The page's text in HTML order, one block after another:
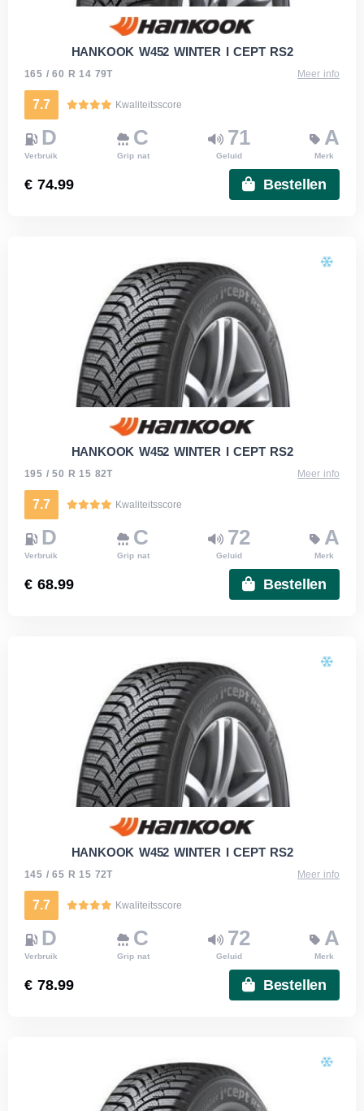
HANKOOK W452 WINTER I CEPT RS2
165 / 60 R 14 79T Meer info
7.7 Kwaliteitsscore
D
Verbruik
C
Grip nat
71
Geluid
A
Merk
€ 74.99 Bestellen
HANKOOK W452 WINTER I CEPT RS2
195 / 50 R 15 82T Meer info
7.7 Kwaliteitsscore
D
Verbruik
C
Grip nat
72
Geluid
A
Merk
€ 68.99 Bestellen
HANKOOK W452 WINTER I CEPT RS2
145 / 65 R 15 72T Meer info
7.7 Kwaliteitsscore
D
Verbruik
C
Grip nat
72
Geluid
A
Merk
€ 78.99 Bestellen